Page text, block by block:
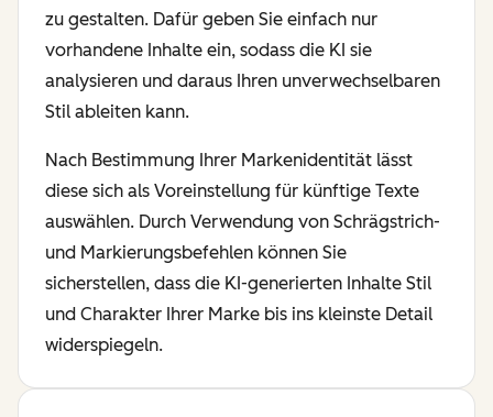
zu gestalten. Dafür geben Sie einfach nur
vorhandene Inhalte ein, sodass die KI sie
analysieren und daraus Ihren unverwechselbaren
Stil ableiten kann.
Nach Bestimmung Ihrer Markenidentität lässt
diese sich als Voreinstellung für künftige Texte
auswählen. Durch Verwendung von Schrägstrich-
und Markierungsbefehlen können Sie
sicherstellen, dass die KI-generierten Inhalte Stil
und Charakter Ihrer Marke bis ins kleinste Detail
widerspiegeln.